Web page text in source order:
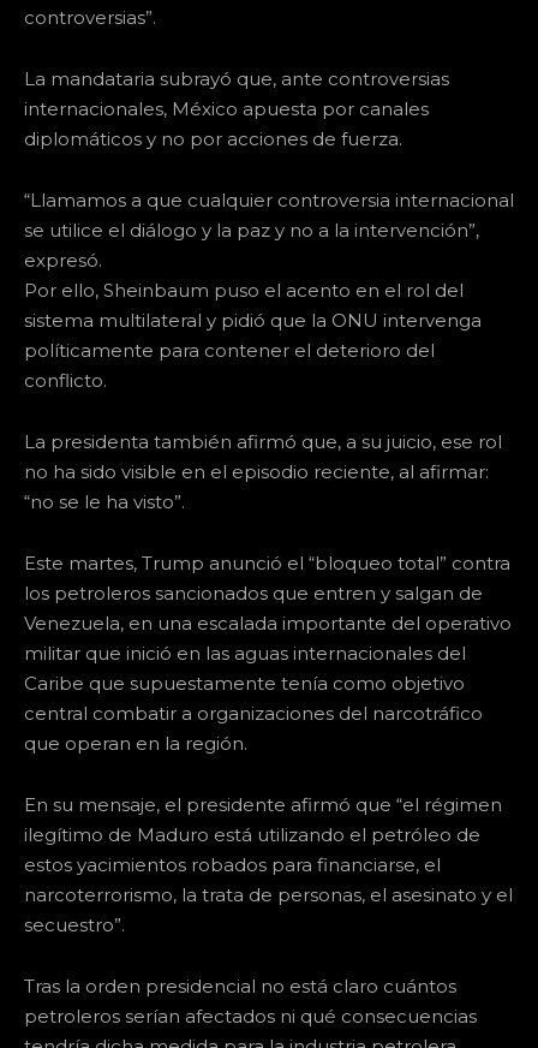
controversias”.
La mandataria subrayó que, ante controversias
internacionales, México apuesta por canales
diplomáticos y no por acciones de fuerza.
“Llamamos a que cualquier controversia internacional
se utilice el diálogo y la paz y no a la intervención”,
expresó.
Por ello, Sheinbaum puso el acento en el rol del
sistema multilateral y pidió que la ONU intervenga
políticamente para contener el deterioro del
conflicto.
La presidenta también afirmó que, a su juicio, ese rol
no ha sido visible en el episodio reciente, al afirmar:
“no se le ha visto”.
Este martes, Trump anunció el “bloqueo total” contra
los petroleros sancionados que entren y salgan de
Venezuela, en una escalada importante del operativo
militar que inició en las aguas internacionales del
Caribe que supuestamente tenía como objetivo
central combatir a organizaciones del narcotráfico
que operan en la región.
En su mensaje, el presidente afirmó que “el régimen
ilegítimo de Maduro está utilizando el petróleo de
estos yacimientos robados para financiarse, el
narcoterrorismo, la trata de personas, el asesinato y el
secuestro”.
Tras la orden presidencial no está claro cuántos
petroleros serían afectados ni qué consecuencias